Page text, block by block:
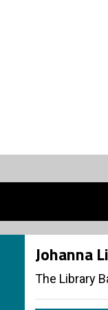
Johanna
The Library